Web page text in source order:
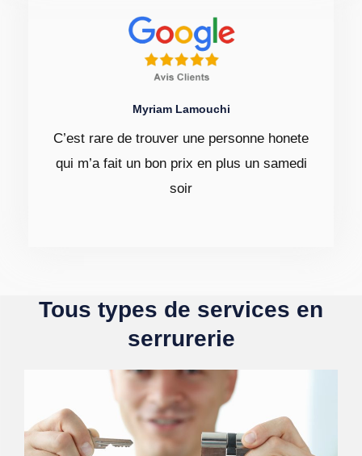
Myriam Lamouchi
C’est rare de trouver une personne honete
qui m’a fait un bon prix en plus un samedi
soir
Tous types de services en
serrurerie